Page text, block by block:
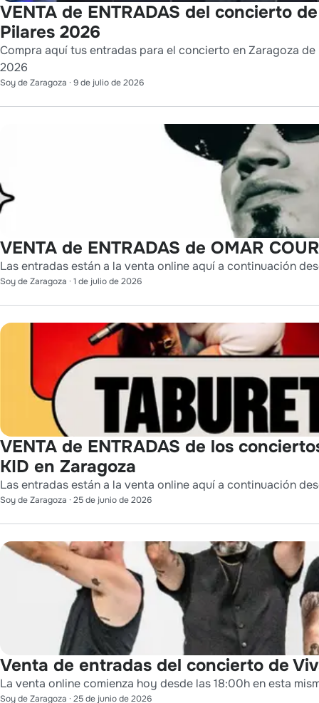
VENTA de ENTRADAS del concierto
Pilares 2026
Compra aquí tus entradas para el concierto en Zaragoza
2026
Soy de Zaragoza · 9 de julio de 2026
VENTA de ENTRADAS de OMAR
Las entradas están a la venta online aquí a continuación
Soy de Zaragoza · 1 de julio de 2026
VENTA de ENTRADAS de los
KID en Zaragoza
Las entradas están a la venta online aquí a continuación
Soy de Zaragoza · 25 de junio de 2026
Venta de entradas del concierto de
La venta online comienza hoy desde las 18:00h en esta
Soy de Zaragoza · 25 de junio de 2026